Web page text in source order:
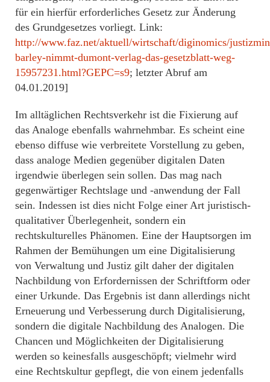
für ein hierfür erforderliches Gesetz zur Änderung
des Grundgesetzes vorliegt. Link:
http://www.faz.net/aktuell/wirtschaft/diginomics/
barley-nimmt-dumont-verlag-das-gesetzblatt-weg-
15957231.html?GEPC=s9; letzter Abruf am
04.01.2019]
Im alltäglichen Rechtsverkehr ist die Fixierung auf
das Analoge ebenfalls wahrnehmbar. Es scheint eine
ebenso diffuse wie verbreitete Vorstellung zu geben,
dass analoge Medien gegenüber digitalen Daten
irgendwie überlegen sein sollen. Das mag nach
gegenwärtiger Rechtslage und -anwendung der Fall
sein. Indessen ist dies nicht Folge einer Art juristisch-
qualitativer Überlegenheit, sondern ein
rechtskulturelles Phänomen. Eine der Hauptsorgen im
Rahmen der Bemühungen um eine Digitalisierung
von Verwaltung und Justiz gilt daher der digitalen
Nachbildung von Erfordernissen der Schriftform oder
einer Urkunde. Das Ergebnis ist dann allerdings nicht
Erneuerung und Verbesserung durch Digitalisierung,
sondern die digitale Nachbildung des Analogen. Die
Chancen und Möglichkeiten der Digitalisierung
werden so keinesfalls ausgeschöpft; vielmehr wird
eine Rechtskultur gepflegt, die von einem jedenfalls